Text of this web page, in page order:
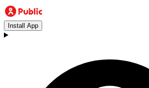
Install App